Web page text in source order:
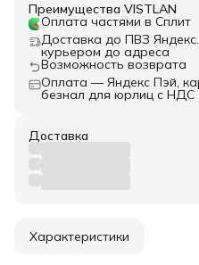
Преимущества VISTLAN
Оплата частями в Сплит
Доставка до ПВЗ
курьером до адреса
Возможность возврата
Оплата — Яндекс Пэй,
безнал для юрлиц с НДС
Доставка
Характеристики